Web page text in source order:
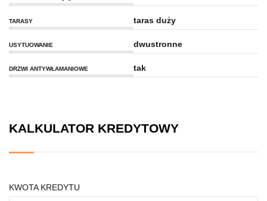
TARASY taras duży
USYTUOWANIE dwustronne
DRZWI ANTYWŁAMANIOWE tak
KALKULATOR KREDYTOWY
KWOTA KREDYTU